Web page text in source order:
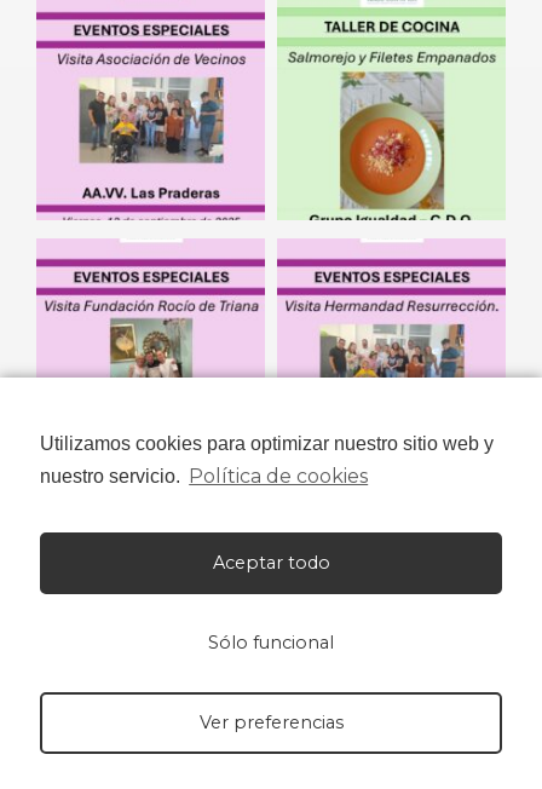
Utilizamos cookies para optimizar nuestro sitio web y
nuestro servicio. Política de cookies
Aceptar todo
Sólo funcional
Ver preferencias
Niños con Amor© 2023 Todos los derechos reservados